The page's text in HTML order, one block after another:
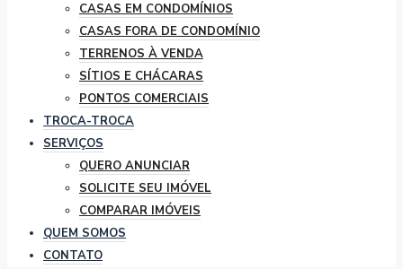
CASAS EM CONDOMÍNIOS
CASAS FORA DE CONDOMÍNIO
TERRENOS À VENDA
SÍTIOS E CHÁCARAS
PONTOS COMERCIAIS
TROCA-TROCA
SERVIÇOS
QUERO ANUNCIAR
SOLICITE SEU IMÓVEL
COMPARAR IMÓVEIS
QUEM SOMOS
CONTATO